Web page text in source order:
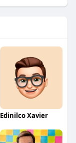
Edinilco Xavier